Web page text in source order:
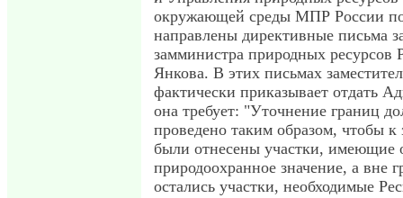
окружающей среды МПР России
направлены директивные письма
замминистра природных ресурсов
Янкова. В этих письмах
фактически приказывает отдать
она требует: "Уточнение границ
проведено таким образом, чтобы к
были отнесены участки, имеющие
природоохранное значение, а вне
остались участки, необходимые